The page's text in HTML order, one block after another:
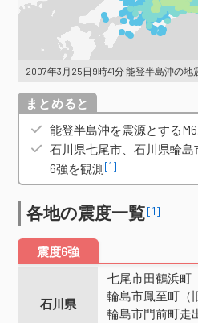
2007年3月25日9時41分 能登半島沖の地
概要
能登半島沖を震源とする
石川県七尾市、石川県輪
6強を観測[1]
各地の震度一覧[1]
震度6強
石川県
七尾市田鶴浜町
輪島市鳳至町（
輪島市門前町走